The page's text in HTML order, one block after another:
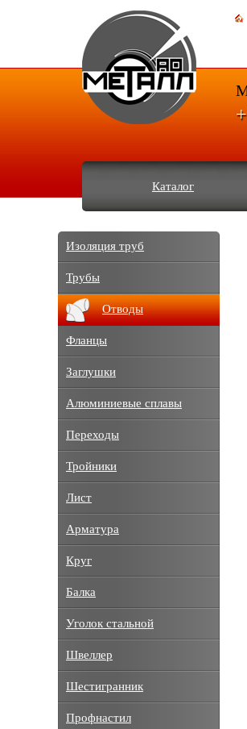
Каталог
Изоляция труб
Трубы
Отводы
Фланцы
Заглушки
Алюминиевые сплавы
Переходы
Тройники
Лист
Арматура
Круг
Балка
Уголок стальной
Швеллер
Шестигранник
Профнастил